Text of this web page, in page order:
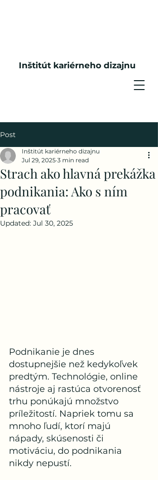
Inštitút kariérneho dizajnu
Post
Strach ako hlavná prekážka
podnikania: Ako s ním
pracovať
Inštitút kariérneho dizajnu
Jul 29, 2025 3 min read
Updated: Jul 30, 2025
Podnikanie je dnes
dostupnejšie než kedykoľvek
predtým. Technológie, online
nástroje aj rastúca otvorenosť
trhu ponúkajú množstvo
príležitostí. Napriek tomu sa
mnoho ľudí, ktorí majú
nápady, skúsenosti či
motiváciu, do podnikania
nikdy nepustí.